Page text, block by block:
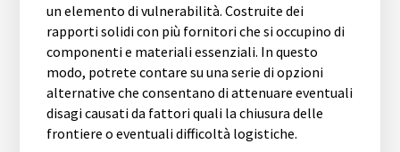
un elemento di vulnerabilità. Costruite dei
rapporti solidi con più fornitori che si occupino di
componenti e materiali essenziali. In questo
modo, potrete contare su una serie di opzioni
alternative che consentano di attenuare eventuali
disagi causati da fattori quali la chiusura delle
frontiere o eventuali difficoltà logistiche.